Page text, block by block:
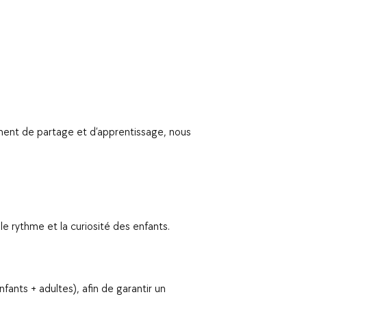
de partage et d’apprentissage, nous
rythme et la curiosité des enfants.
+ adultes), afin de garantir un